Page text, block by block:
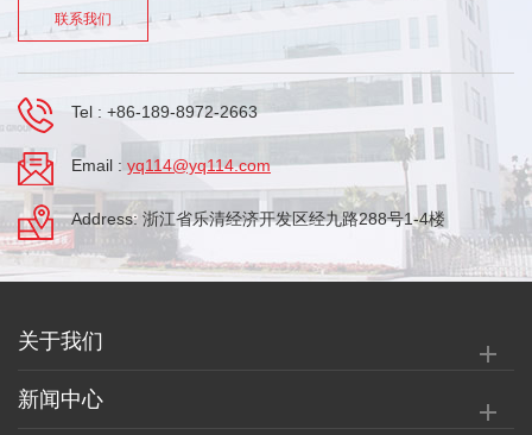
联系我们
Tel : +86-189-8972-2663
Email : yq114@yq114.com
Address: 浙江省乐清经济开发区经九路288号1-4楼
关于我们
新闻中心